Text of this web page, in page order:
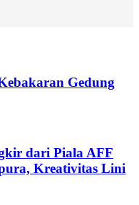
Gedung
dari Piala AFF
Kreativitas Lini